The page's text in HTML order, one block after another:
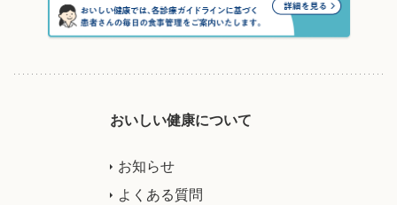
おいしい健康について
お知らせ
よくある質問